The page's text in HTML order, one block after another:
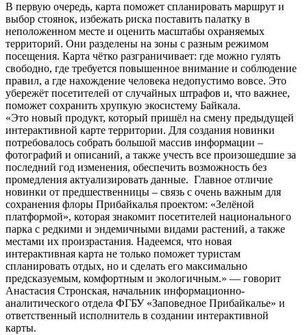
В первую очередь, карта поможет спланировать маршрут и
выбор стоянок, избежать риска поставить палатку в
неположенном месте и оценить масштабы охраняемых
территорий. Они разделены на зоны с разным режимом
посещения. Карта чётко разграничивает: где можно гулять
свободно, где требуется повышенное внимание и соблюдение
правил, а где нахождение человека недопустимо вовсе. Это
убережёт посетителей от случайных штрафов и, что важнее,
поможет сохранить хрупкую экосистему Байкала.
«Это новый продукт, который пришёл на смену предыдущей
интерактивной карте территории. Для создания новинки
потребовалось собрать большой массив информации –
фотографий и описаний, а также учесть все произошедшие за
последний год изменения, обеспечить возможность без
промедления актуализировать данные. Главное отличие
новинки от предшественницы – связь с очень важным для
сохранения флоры Прибайкалья проектом: «Зелёной
платформой», которая знакомит посетителей национального
парка с редкими и эндемичными видами растений, а также
местами их произрастания. Надеемся, что новая
интерактивная карта не только поможет туристам
спланировать отдых, но и сделать его максимально
предсказуемым, комфортным и экологичным.» — говорит
Анастасия Стронская, начальник информационно-
аналитического отдела ФГБУ «Заповедное Прибайкалье» и
ответственный исполнитель в создании интерактивной
карты.